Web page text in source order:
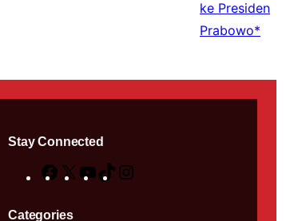
Stay Connected
F
c
X
Y
T
Categories